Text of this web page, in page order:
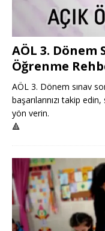
AÖL 3. Dönem
Öğrenme
AÖL 3. Dönem sınav
başarılarınızı takip
yön verin.
🔺